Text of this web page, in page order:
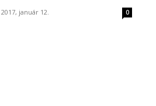
2017, január 12. 0